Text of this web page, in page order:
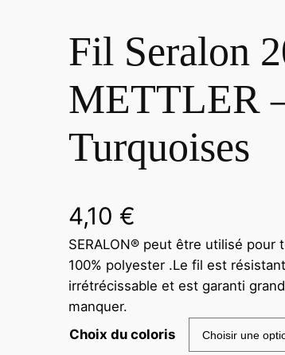
Fil Seralon
METTLER
Turquoises
4,10 €
SERALON® peut être utilisé
100% polyester .Le fil est
irrétrécissable et est garanti
manquer.
Choix du coloris